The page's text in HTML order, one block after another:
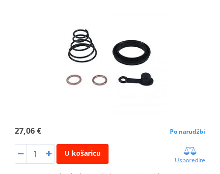
27,06 € Po narudžbi
U košaricu
Usporedite